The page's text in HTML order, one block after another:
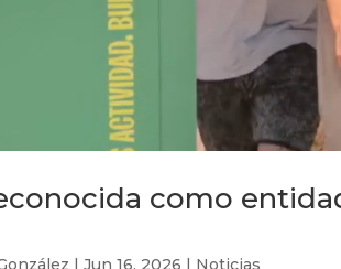
como
|Jun 16, 2026 | Noticias